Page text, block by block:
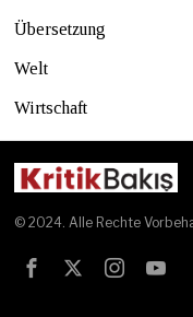
Übersetzung
Welt
Wirtschaft
© 2024. Alle Rechte